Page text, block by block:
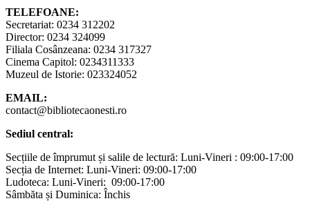
TELEFOANE:
Secretariat: 0234 312202
Director: 0234 324099
Filiala Cosânzeana: 0234 317327
Cinema Capitol: 0234311333
Muzeul de Istorie: 023324052
EMAIL:
contact@bibliotecaonesti.ro
Sediul central:
Secțiile de împrumut și salile de lectură: Luni-Vineri : 09:00-17:00
Secția de Internet: Luni-Vineri: 09:00-17:00
Ludoteca: Luni-Vineri: 09:00-17:00
Sâmbăta și Duminica: Închis